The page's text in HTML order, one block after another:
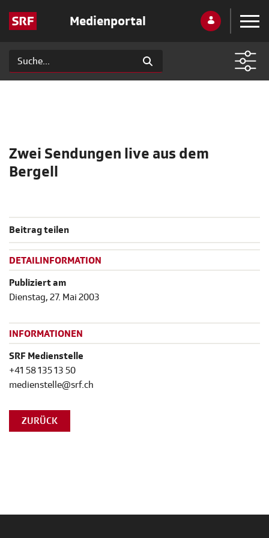
Medienportal
Zwei Sendungen live aus dem
Bergell
Beitrag teilen
DETAILINFORMATION
Publiziert am
Dienstag, 27. Mai 2003
INFORMATIONEN
SRF Medienstelle
+41 58 135 13 50
medienstelle@srf.ch
ZURÜCK